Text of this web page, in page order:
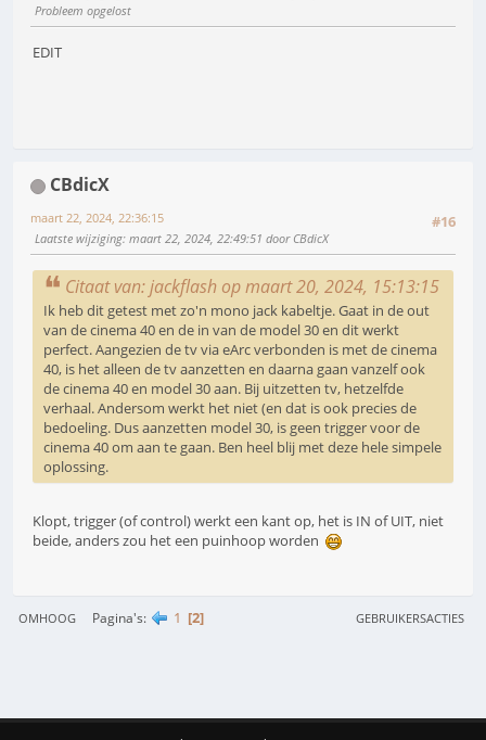
Probleem opgelost
EDIT
CBdicX
#16
maart 22, 2024, 22:36:15
Laatste wijziging: maart 22, 2024, 22:49:51 door CBdicX
Citaat van: jackflash op maart 20, 2024, 15:13:15
Ik heb dit getest met zo'n mono jack kabeltje. Gaat in de out
van de cinema 40 en de in van de model 30 en dit werkt
perfect. Aangezien de tv via eArc verbonden is met de cinema
40, is het alleen de tv aanzetten en daarna gaan vanzelf ook
de cinema 40 en model 30 aan. Bij uitzetten tv, hetzelfde
verhaal. Andersom werkt het niet (en dat is ook precies de
bedoeling. Dus aanzetten model 30, is geen trigger voor de
cinema 40 om aan te gaan. Ben heel blij met deze hele simpele
oplossing.
Klopt, trigger (of control) werkt een kant op, het is IN of UIT, niet
beide, anders zou het een puinhoop worden
OMHOOG Pagina's 1 2 GEBRUIKERSACTIES